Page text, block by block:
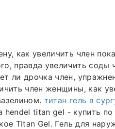
как увеличить член
правда увеличить соды
ли дрочка член,
член женщины, как
титан гель в
hendel titan gel - купить
Titan Gel. Гель для